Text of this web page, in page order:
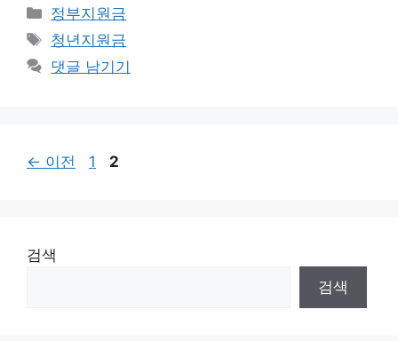
카
테
리
정부지원금
태
그
청년지원금
댓글 남기기
← 이전
페
1
페
2
검색
검색